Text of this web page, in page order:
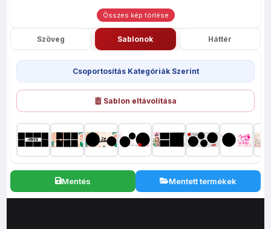
Összes kép törlése
Szöveg Sablonok Háttér
Csoportosítás Kategóriák Szerint
Sablon eltávolítása
Mentés Mentett termékek